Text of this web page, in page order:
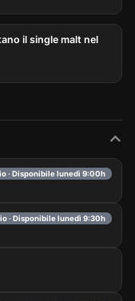
il single malt nel
· Disponibile lunedì 9:00h
· Disponibile lunedì 9:30h